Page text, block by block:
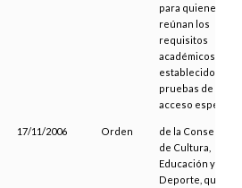
para quienes no
reúnan los
requisitos
académicos
establecidos y las
pruebas de
acceso específica
17/11/2006 Orden
de la Conselleria
de Cultura,
Educación y
Deporte, que